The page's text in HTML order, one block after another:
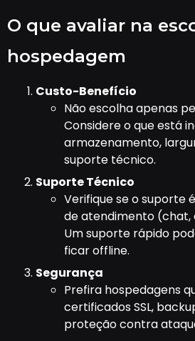
O que avaliar na
hospedagem
Custo-Benefício
Não escolha apenas
Considere o que está
armazenamento,
suporte técnico.
Suporte Técnico
Verifique se o suporte
de atendimento (chat,
Um suporte rápido
ficar offline.
Segurança
Prefira hospedagens
certificados SSL,
proteção contra